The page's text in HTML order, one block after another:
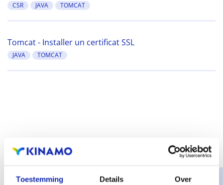
Toestemming Details Over
CSR JAVA TOMCAT
Tomcat - Installer un certificat SSL
JAVA TOMCAT